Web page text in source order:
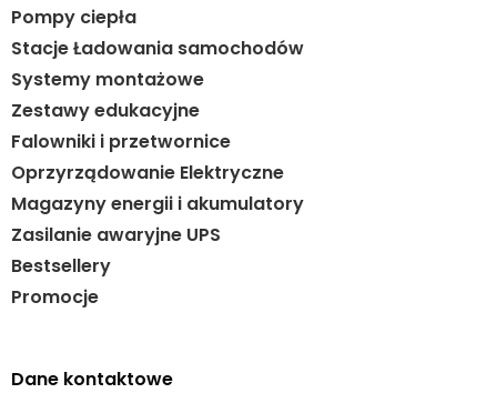
Pompy ciepła
Stacje Ładowania samochodów
Systemy montażowe
Zestawy edukacyjne
Falowniki i przetwornice
Oprzyrządowanie Elektryczne
Magazyny energii i akumulatory
Zasilanie awaryjne UPS
Bestsellery
Promocje
Dane kontaktowe